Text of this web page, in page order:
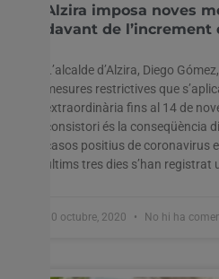
Alzira imposa noves
davant de
L’alcalde d’Alzira, Diego
mesures restrictives que
extraordinària fins al 14 de
consistori és la conseqüència
casos positius de coronavirus
últims tres dies s’han registrat
30 octubre, 2020 No hi ha